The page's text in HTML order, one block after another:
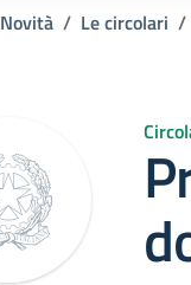
Novità Le circolari